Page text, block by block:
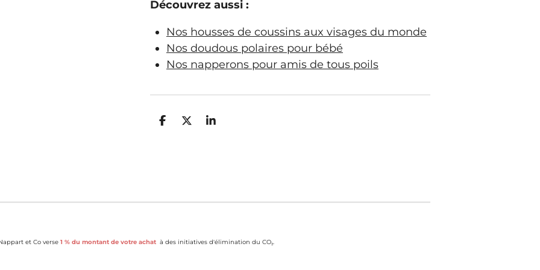
Découvrez aussi :
Nos housses de coussins aux visages du monde
Nos doudous polaires pour bébé
Nos napperons pour amis de tous poils
P
r
P
r
P
r
et Co verse 1 % du montant de votre achat à des initiatives d'élimination du CO₂.